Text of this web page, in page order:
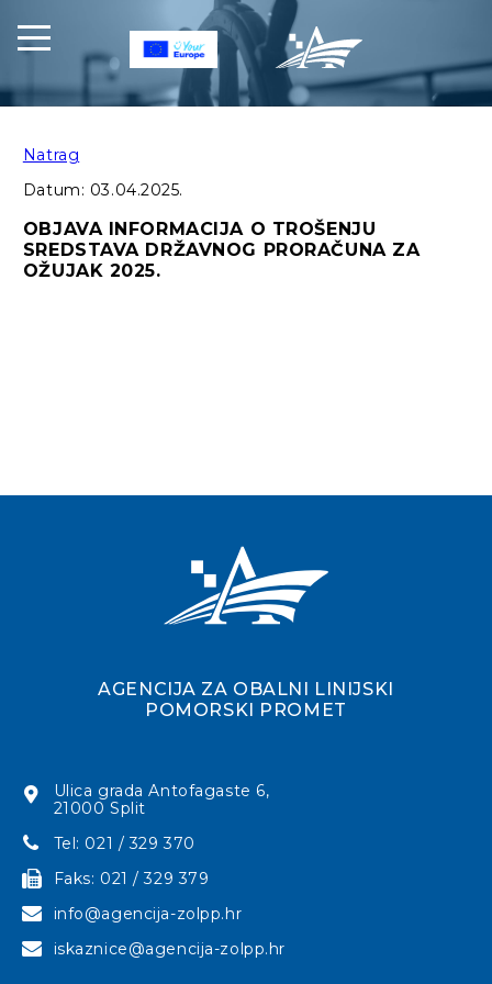
Natrag
Datum: 03.04.2025.
OBJAVA INFORMACIJA O TROŠENJU
SREDSTAVA DRŽAVNOG PRORAČUNA ZA
OŽUJAK 2025.
AGENCIJA ZA OBALNI LINIJSKI
POMORSKI PROMET
Ulica grada Antofagaste 6,
21000 Split
Tel: 021 / 329 370
Faks: 021 / 329 379
info@agencija-zolpp.hr
iskaznice@agencija-zolpp.hr